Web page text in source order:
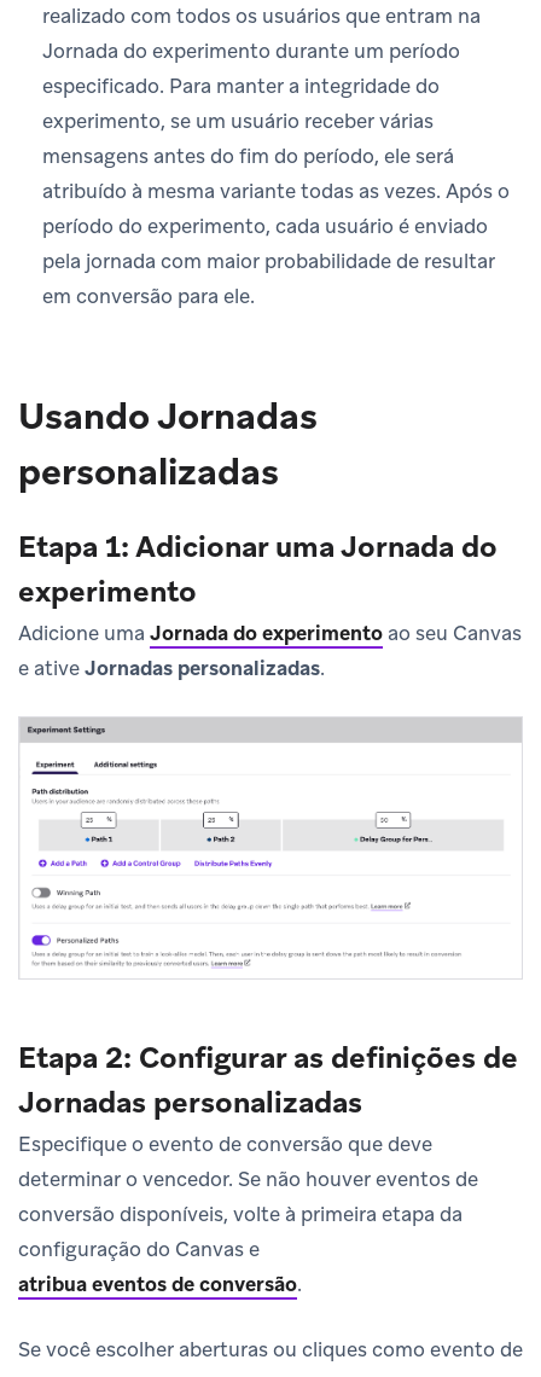
realizado com todos os usuários que entram na
Jornada do experimento durante um período
especificado. Para manter a integridade do
experimento, se um usuário receber várias
mensagens antes do fim do período, ele será
atribuído à mesma variante todas as vezes. Após o
período do experimento, cada usuário é enviado
pela jornada com maior probabilidade de resultar
em conversão para ele.
Usando Jornadas
personalizadas
Etapa 1: Adicionar uma Jornada do
experimento
Adicione uma Jornada do experimento ao seu Canvas
e ativeJornadas personalizadas.
Etapa 2: Configurar as definições de
Jornadas personalizadas
Especifique o evento de conversão que deve
determinar o vencedor. Se não houver eventos de
conversão disponíveis, volte à primeira etapa da
configuração do Canvas e
atribua eventos de conversão.
Se você escolher aberturas ou cliques como evento de